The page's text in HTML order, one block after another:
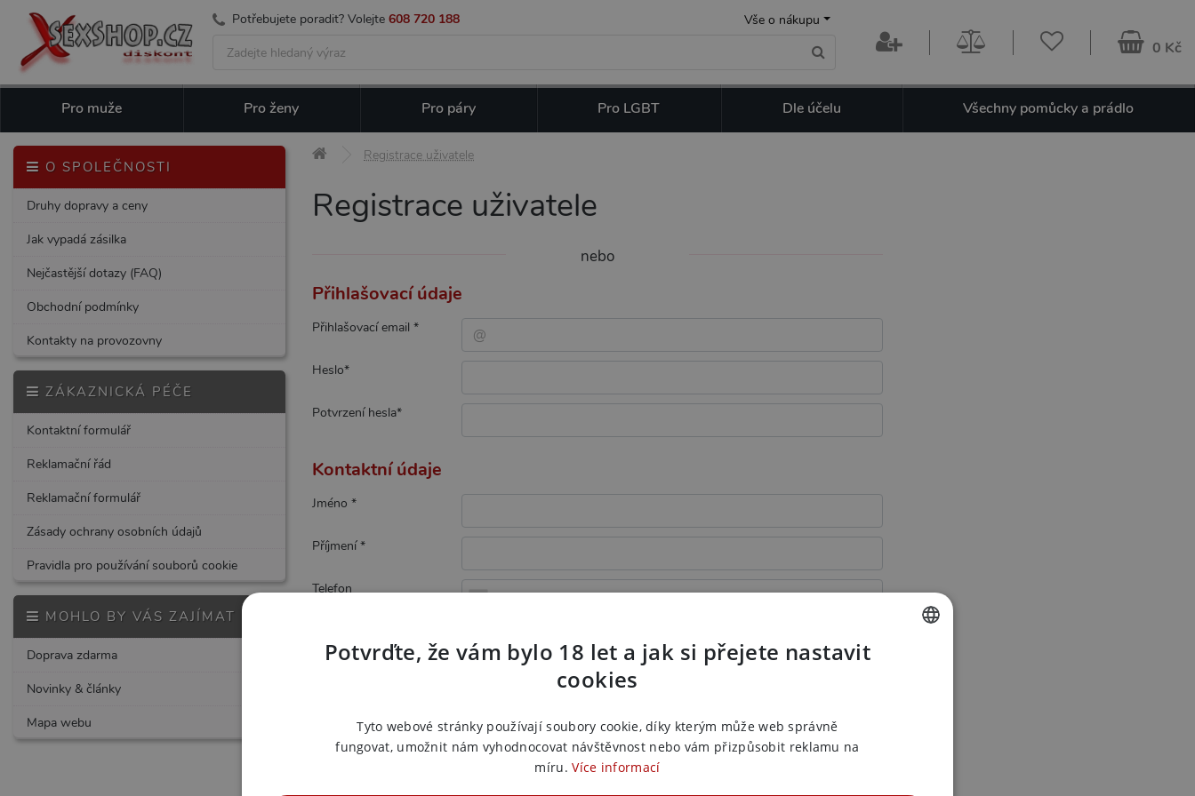
Potřebujete poradit? Volejte 608 720 188 Vše o nákupu
0 Kč
Pro muže Pro ženy Pro páry Pro LGBT Dle účelu Všechny pomůcky a prádlo
Registrace uživatele
Registrace uživatele
nebo
Přihlašovací údaje
Přihlašovací email *
Heslo*
Potvrzení hesla*
Kontaktní údaje
Jméno *
Příjmení *
Telefon
Město
O SPOLEČNOSTI
Druhy dopravy a ceny
Jak vypadá zásilka
Nejčastější dotazy (FAQ)
Obchodní podmínky
Kontakty na provozovny
ZÁKAZNICKÁ PÉČE
Kontaktní formulář
Reklamační řád
Reklamační formulář
Zásady ochrany osobních údajů
Pravidla pro používání souborů cookie
MOHLO BY VÁS ZAJÍMAT
Doprava zdarma
Novinky & články
Mapa webu
Potvrďte, že vám bylo 18 let a jak si přejete nastavit
cookies
Tyto webové stránky používají soubory cookie, díky kterým může web správně
fungovat, umožnit nám vyhodnocovat návštěvnost nebo vám přizpůsobit reklamu na
míru. Více informací